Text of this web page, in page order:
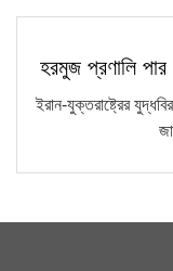
হরমুজ প্রণালি পার
ইরান-যুক্তরাষ্ট্রের